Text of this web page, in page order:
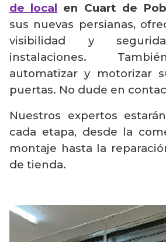
de local en Cuart de
sus nuevas persianas,
visibilidad y
instalaciones.
automatizar y motorizar
puertas. No dude en
Nuestros expertos
cada etapa, desde la
montaje hasta la
de tienda.